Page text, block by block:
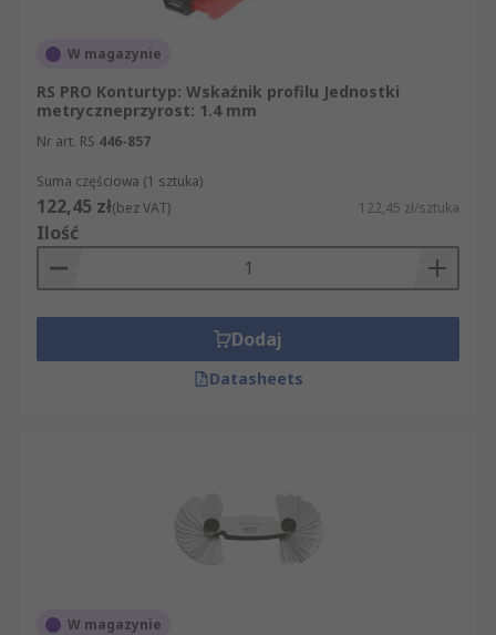
W magazynie
RS PRO Konturtyp: Wskaźnik profilu Jednostki
metryczneprzyrost: 1.4 mm
Nr art. RS 446-857
Suma częściowa (1 sztuka)
122,45 zł(bez VAT) 122,45 zł/sztuka
Ilość
Dodaj
Datasheets
W magazynie